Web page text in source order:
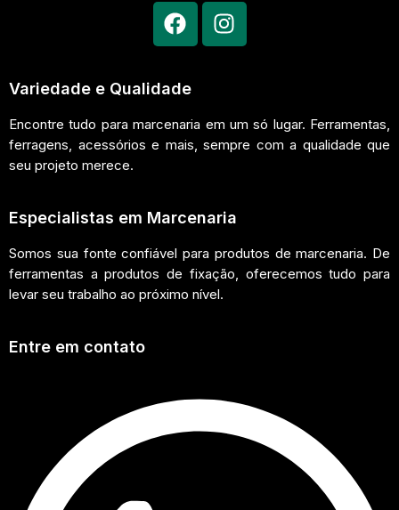
Variedade e Qualidade
Encontre tudo para marcenaria em um só lugar. Ferramentas,
ferragens, acessórios e mais, sempre com a qualidade que
seu projeto merece.
Especialistas em Marcenaria
Somos sua fonte confiável para produtos de marcenaria. De
ferramentas a produtos de fixação, oferecemos tudo para
levar seu trabalho ao próximo nível.
Entre em contato